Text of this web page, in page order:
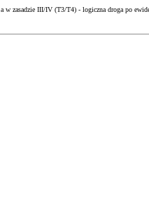
a w zasadzie III/IV (T3/T4) - logiczna droga po